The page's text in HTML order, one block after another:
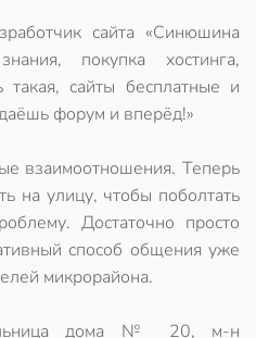
сайта «Синюшина
покупка хостинга,
такая, сайты бесплатные и
форум и вперёд!»
взаимоотношения. Теперь
на улицу, чтобы поболтать
Достаточно просто
способ общения уже
микрорайона.
дома № 20, м-н